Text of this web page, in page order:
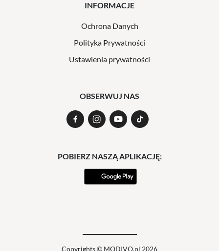
INFORMACJE
Ochrona Danych
Polityka Prywatności
Ustawienia prywatności
OBSERWUJ NAS
POBIERZ NASZĄ APLIKACJĘ:
Copyrights © MODIVO.pl 2026